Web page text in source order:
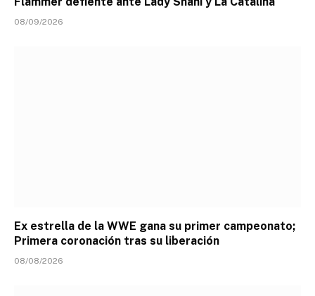
08/09/2026
Ex estrella de la WWE gana su primer campeonato;
Primera coronación tras su liberación
08/08/2026